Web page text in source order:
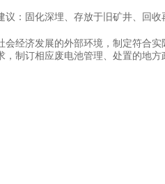
：固化深埋、存放于旧矿井、回收
经济发展的外部环境，制定符合实
制订相应废电池管理、处置的地